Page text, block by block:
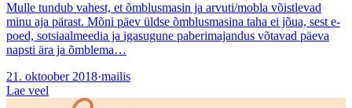
Mulle tundub vahest, et õmblusmasin ja arvuti/mobla võistlevad
minu aja pärast. Mõni päev üldse õmblusmasina taha ei jõua, sest e-
poed, sotsiaalmeedia ja igasugune paberimajandus võtavad päeva
napsti ära ja õmblema…
21. oktoober 2018·mailis
Lae veel